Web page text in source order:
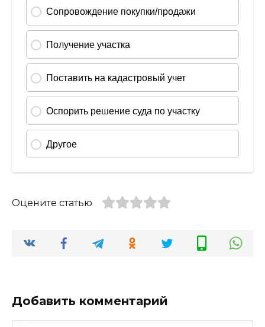
Оцените статью
Добавить комментарий